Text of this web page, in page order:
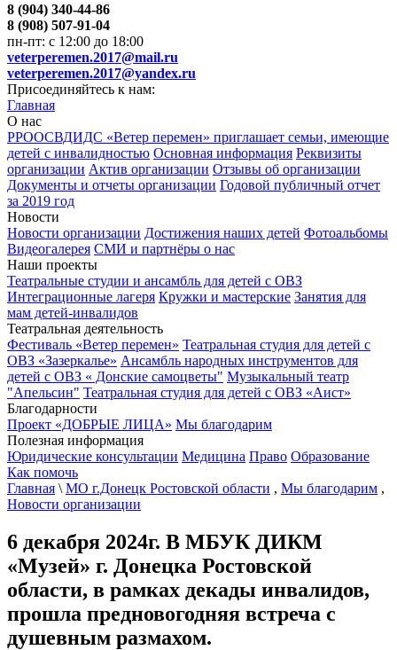
8 (904) 340-44-86
8 (908) 507-91-04
пн-пт: с 12:00 до 18:00
veterperemen.2017@mail.ru
veterperemen.2017@yandex.ru
Присоединяйтесь к нам:
Главная
О нас
РРООСВДИДС «Ветер перемен» приглашает семьи, имеющие
детей с инвалидностью Основная информация Реквизиты
организации Актив организации Отзывы об организации
Документы и отчеты организации Годовой публичный отчет
за 2019 год
Новости
Новости организации Достижения наших детей Фотоальбомы
Видеогалерея СМИ и партнёры о нас
Наши проекты
Театральные студии и ансамбль для детей с ОВЗ
Интеграционные лагеря Кружки и мастерские Занятия для
мам детей-инвалидов
Театральная деятельность
Фестиваль «Ветер перемен» Театральная студия для детей с
ОВЗ «Зазеркалье» Ансамбль народных инструментов для
детей с ОВЗ « Донские самоцветы" Музыкальный театр
"Апельсин" Театральная студия для детей с ОВЗ «Аист»
Благодарности
Проект «ДОБРЫЕ ЛИЦА» Мы благодарим
Полезная информация
Юридические консультации Медицина Право Образование
Как помочь
Главная \ МО г.Донецк Ростовской области , Мы благодарим ,
Новости организации
6 декабря 2024г. В МБУК ДИКМ
«Музей» г. Донецка Ростовской
области, в рамках декады инвалидов,
прошла предновогодняя встреча с
душевным размахом.